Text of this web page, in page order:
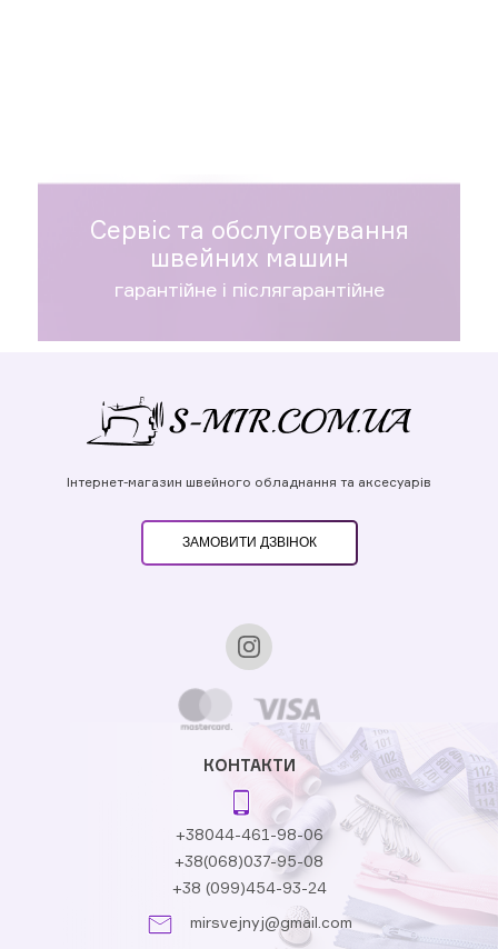
Сервіс та обслуговування
швейних машин
гарантійне і післягарантійне
Інтернет-магазин швейного обладнання та аксесуарів
ЗАМОВИТИ ДЗВІНОК
КОНТАКТИ
+38044-461-98-06
+38(068)037-95-08
+38 (099)454-93-24
mirsvejnyj@gmail.com